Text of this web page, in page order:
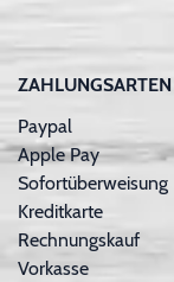
ZAHLUNGSARTEN
Paypal
Apple Pay
Sofortüberweisung
Kreditkarte
Rechnungskauf
Vorkasse